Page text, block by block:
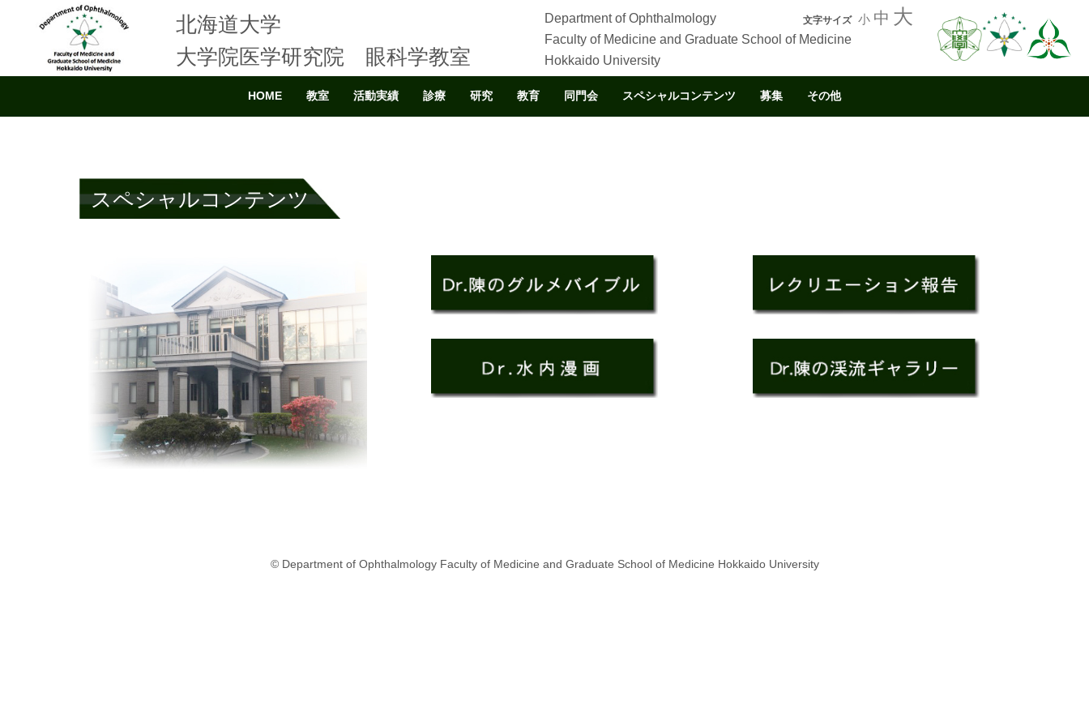
北海道大学
大学院医学研究院 眼科学教室
Department of Ophthalmology
Faculty of Medicine and Graduate School of Medicine
Hokkaido University
文字サイズ 小 中 大
HOME 教室 活動実績 診療 研究 教育 同門会 スペシャルコンテンツ 募集 その他
スペシャルコンテンツ
© Department of Ophthalmology Faculty of Medicine and Graduate School of Medicine Hokkaido University